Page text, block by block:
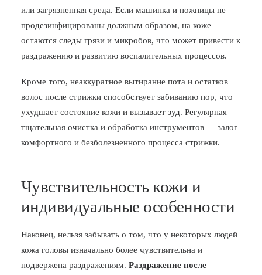
или загрязненная среда. Если машинка и ножницы не
продезинфицированы должным образом, на коже
остаются следы грязи и микробов, что может привести к
раздражению и развитию воспалительных процессов.
Кроме того, неаккуратное вытирание пота и остатков
волос после стрижки способствует забиванию пор, что
ухудшает состояние кожи и вызывает зуд. Регулярная
тщательная очистка и обработка инструментов — залог
комфортного и безболезненного процесса стрижки.
Чувствительность кожи и
индивидуальные особенности
Наконец, нельзя забывать о том, что у некоторых людей
кожа головы изначально более чувствительна и
подвержена раздражениям. Раздражение после